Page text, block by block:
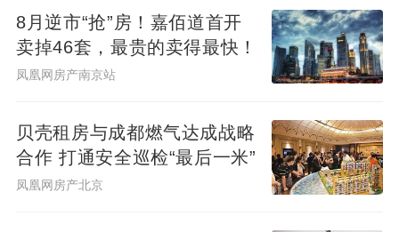
8月逆市“抢”房！嘉佰道首开
卖掉46套，最贵的卖得最快！
凤凰网房产南京站
贝壳租房与成都燃气达成战略
合作 打通安全巡检“最后一米”
凤凰网房产北京